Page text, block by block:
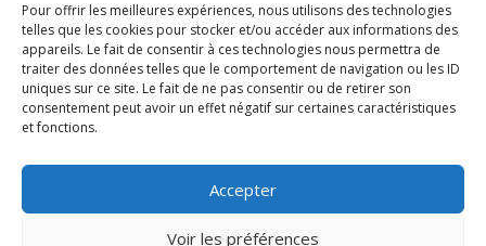
Pour offrir les meilleures expériences, nous utilisons des technologies
telles que les cookies pour stocker et/ou accéder aux informations des
appareils. Le fait de consentir à ces technologies nous permettra de
traiter des données telles que le comportement de navigation ou les ID
uniques sur ce site. Le fait de ne pas consentir ou de retirer son
consentement peut avoir un effet négatif sur certaines caractéristiques
et fonctions.
Accepter
Voir les préférences
facebook
twitter
19, avenue Marquette,
Baie-Comeau (Québec)
G4Z 1K5
Tél. :418 296-4931
vbc@ville.baie-comeau.qc.ca